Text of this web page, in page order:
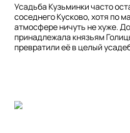
Усадьба Кузьминки часто
соседнего Кусково, хотя по
атмосфере ничуть не хуже.
принадлежала князьям
превратили её в целый